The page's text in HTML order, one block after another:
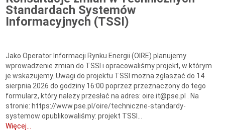
Standardach Systemów
Informacyjnych (TSSI)
Jako Operator Informacji Rynku Energii (OIRE) planujemy
wprowadzenie zmian do TSSI i opracowaliśmy projekt, w którym
je wskazujemy. Uwagi do projektu TSSI można zgłaszać do 14
sierpnia 2026 do godziny 16:00 poprzez przeznaczony do tego
formularz, który należy przesłać na adres: oire.it@pse.pl . Na
stronie: https://www.pse.pl/oire/techniczne-standardy-
systemow opublikowaliśmy: projekt TSSI...
Więcej...